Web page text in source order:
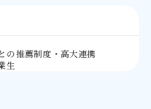
の推薦制度・高大連携
生